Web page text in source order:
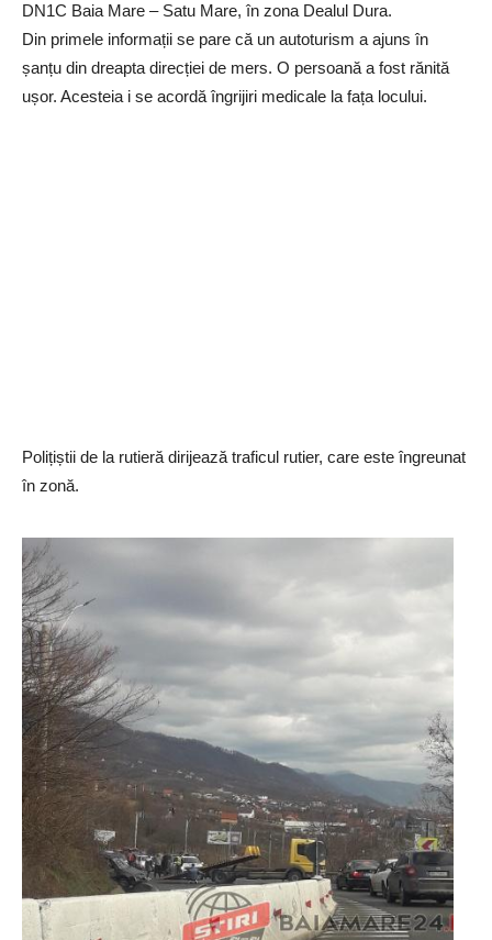
DN1C Baia Mare – Satu Mare, în zona Dealul Dura.
Din primele informații se pare că un autoturism a ajuns în
șanțu din dreapta direcției de mers. O persoană a fost rănită
ușor. Acesteia i se acordă îngrijiri medicale la fața locului.
Polițiștii de la rutieră dirijează traficul rutier, care este îngreunat
în zonă.